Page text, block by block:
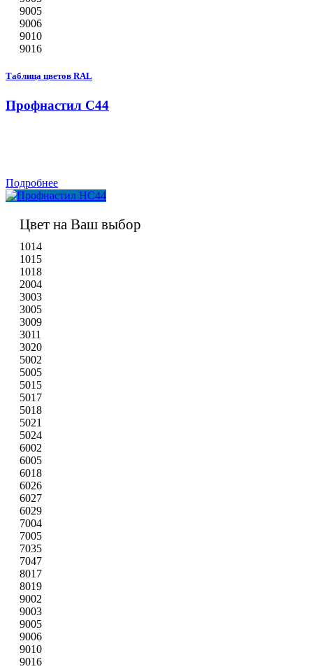
9005
9006
9010
9016
Таблица цветов RAL
Профнастил С44
Подробнее
Цвет на Ваш выбор
1014
1015
1018
2004
3003
3005
3009
3011
3020
5002
5005
5015
5017
5018
5021
5024
6002
6005
6018
6026
6027
6029
7004
7005
7035
7047
8017
8019
9002
9003
9005
9006
9010
9016